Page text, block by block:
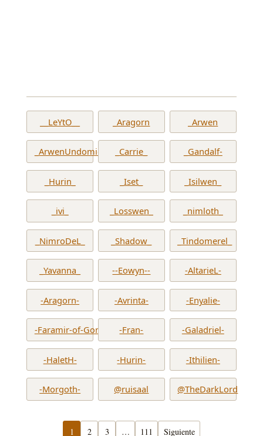
__LeYtO__ _Aragorn _Arwen
_ArwenUndomiel_ _Carrie_ _Gandalf-
_Hurin_ _Iset_ _Isilwen_
_ivi_ _Losswen_ _nimloth_
_NimroDeL_ _Shadow_ _Tindomerel_
_Yavanna_ --Eowyn-- -AltarieL-
-Aragorn- -Avrinta- -Enyalie-
-Faramir-of-Gondor- -Fran- -Galadriel-
-HaletH- -Hurin- -Ithilien-
-Morgoth- @ruisaal @TheDarkLord
1 2 3 … 111 Siguiente